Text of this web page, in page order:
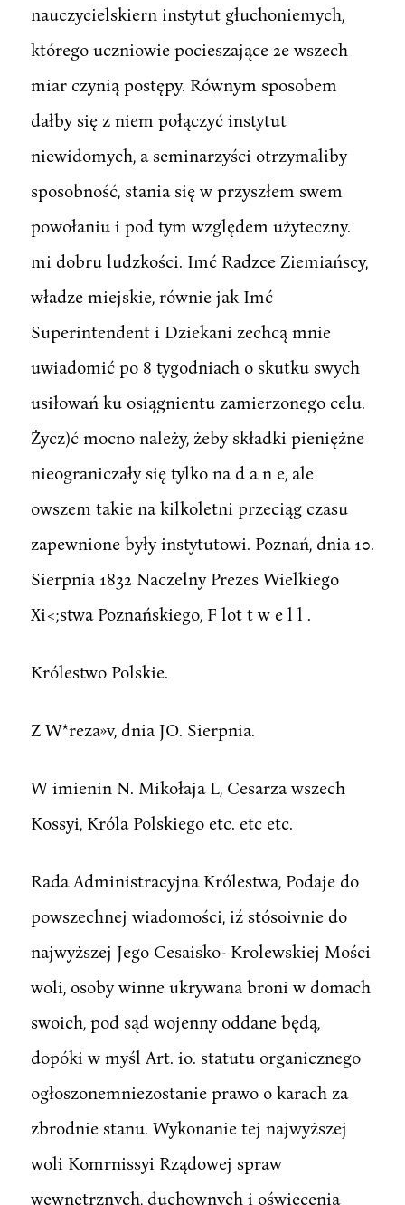
nauczycielskiern instytut głuchoniemych,
którego uczniowie pocieszające 2e wszech
miar czynią postępy. Równym sposobem
dałby się z niem połączyć instytut
niewidomych, a seminarzyści otrzymaliby
sposobność, stania się w przyszłem swem
powołaniu i pod tym względem użyteczny.
mi dobru ludzkości. Imć Radzce Ziemiańscy,
władze miejskie, równie jak Imć
Superintendent i Dziekani zechcą mnie
uwiadomić po 8 tygodniach o skutku swych
usiłowań ku osiągnientu zamierzonego celu.
Życz)ć mocno należy, żeby składki pieniężne
nieograniczały się tylko na d a n e, ale
owszem takie na kilkoletni przeciąg czasu
zapewnione były instytutowi. Poznań, dnia 10.
Sierpnia 1832 Naczelny Prezes Wielkiego
Xi<;stwa Poznańskiego, F lot t w e l l .
Królestwo Polskie.
Z W*reza»v, dnia JO. Sierpnia.
W imienin N. Mikołaja L, Cesarza wszech
Kossyi, Króla Polskiego etc. etc etc.
Rada Administracyjna Królestwa, Podaje do
powszechnej wiadomości, iź stósoivnie do
najwyższej Jego Cesaisko- Krolewskiej Mości
woli, osoby winne ukrywana broni w domach
swoich, pod sąd wojenny oddane będą,
dopóki w myśl Art. io. statutu organicznego
ogłoszonemniezostanie prawo o karach za
zbrodnie stanu. Wykonanie tej najwyższej
woli Komrnissyi Rządowej spraw
wewnętrznych, duchownych i oświecenia